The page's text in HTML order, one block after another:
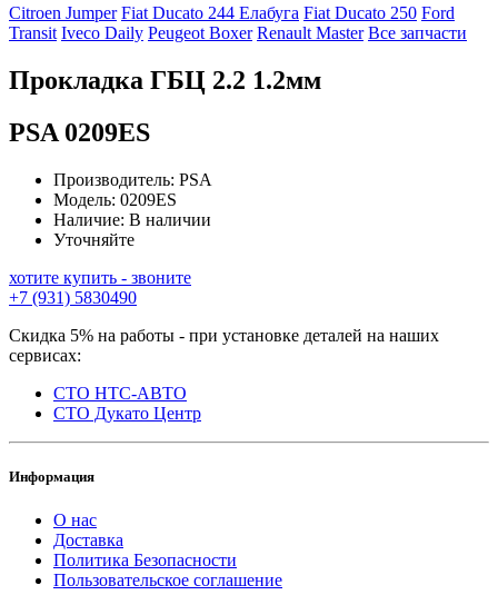
Citroen Jumper Fiat Ducato 244 Елабуга Fiat Ducato 250 Ford
Transit Iveco Daily Peugeot Boxer Renault Master Все запчасти
Прокладка ГБЦ 2.2 1.2мм
PSA 0209ES
Производитель: PSA
Модель: 0209ES
Наличие: В наличии
Уточняйте
хотите купить - звоните
+7 (931) 5830490
Скидка 5% на работы - при установке деталей на наших
сервисах:
СТО НТС-АВТО
СТО Дукато Центр
Информация
О нас
Доставка
Политика Безопасности
Пользовательское соглашение